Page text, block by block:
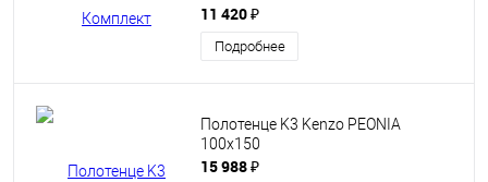
Две штуки
11 420 ₽
Подробнее
Полотенце K3 Kenzo PEONIA
100x150
15 988 ₽